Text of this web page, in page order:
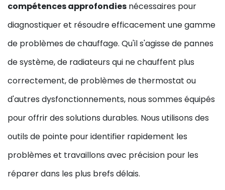
compétences approfondies nécessaires pour
diagnostiquer et résoudre efficacement une gamme
de problèmes de chauffage. Qu'il s'agisse de pannes
de système, de radiateurs qui ne chauffent plus
correctement, de problèmes de thermostat ou
d'autres dysfonctionnements, nous sommes équipés
pour offrir des solutions durables. Nous utilisons des
outils de pointe pour identifier rapidement les
problèmes et travaillons avec précision pour les
réparer dans les plus brefs délais.